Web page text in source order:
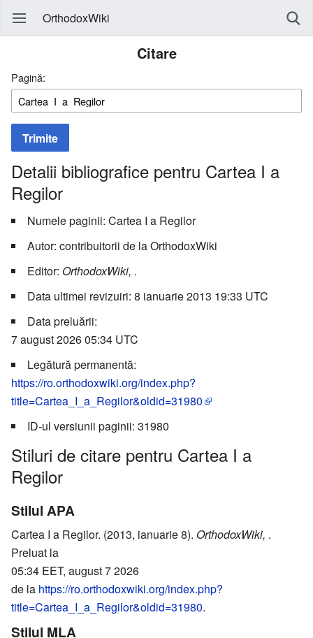
OrthodoxWiki
Citare
Pagină:
Trimite
Detalii bibliografice pentru Cartea I a
Regilor
Numele paginii: Cartea I a Regilor
Autor: contribuitorii de la OrthodoxWiki
Editor: OrthodoxWiki, .
Data ultimei revizuiri: 8 ianuarie 2013 19:33 UTC
Data preluării:
7 august 2026 05:34 UTC
Legătură permanentă:
https://ro.orthodoxwiki.org/index.php?
title=Cartea_I_a_Regilor&oldid=31980
ID-ul versiunii paginii: 31980
Stiluri de citare pentru Cartea I a
Regilor
Stilul APA
Cartea I a Regilor. (2013, ianuarie 8). OrthodoxWiki, .
Preluat la
05:34 EET, august 7 2026
de la https://ro.orthodoxwiki.org/index.php?
title=Cartea_I_a_Regilor&oldid=31980.
Stilul MLA